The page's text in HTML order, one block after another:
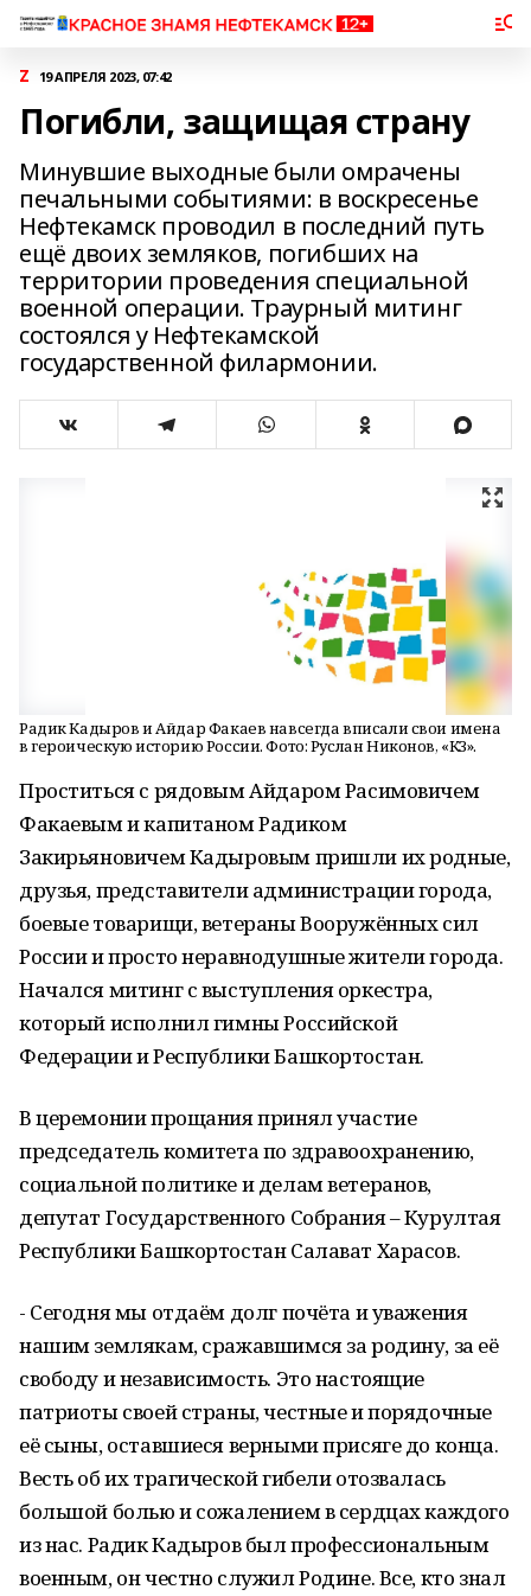
Z 19 АПРЕЛЯ 2023, 07:42
Погибли, защищая страну
Минувшие выходные были омрачены
печальными событиями: в воскресенье
Нефтекамск проводил в последний путь
ещё двоих земляков, погибших на
территории проведения специальной
военной операции. Траурный митинг
состоялся у Нефтекамской
государственной филармонии.
Радик Кадыров и Айдар Факаев навсегда вписали свои имена
в героическую историю России. Фото: Руслан Никонов, «КЗ».
Проститься с рядовым Айдаром Расимовичем
Факаевым и капитаном Радиком
Закирьяновичем Кадыровым пришли их родные,
друзья, представители администрации города,
боевые товарищи, ветераны Вооружённых сил
России и просто неравнодушные жители города.
Начался митинг с выступления оркестра,
который исполнил гимны Российской
Федерации и Республики Башкортостан.
В церемонии прощания принял участие
председатель комитета по здравоохранению,
социальной политике и делам ветеранов,
депутат Государственного Собрания – Курултая
Республики Башкортостан Салават Харасов.
- Сегодня мы отдаём долг почёта и уважения
нашим землякам, сражавшимся за родину, за её
свободу и независимость. Это настоящие
патриоты своей страны, честные и порядочные
её сыны, оставшиеся верными присяге до конца.
Весть об их трагической гибели отозвалась
большой болью и сожалением в сердцах каждого
из нас. Радик Кадыров был профессиональным
военным, он честно служил Родине. Все, кто знал